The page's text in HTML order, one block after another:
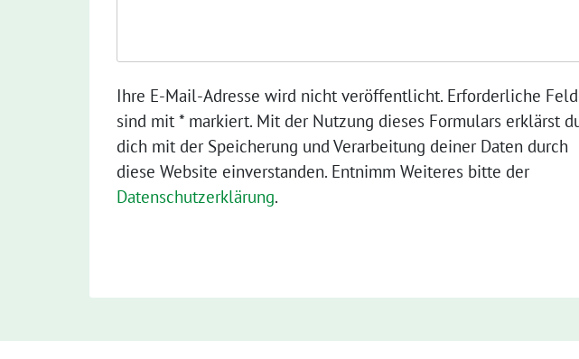
Ihre E-Mail-Adresse wird nicht veröffentlicht. Erforderliche
sind mit * markiert. Mit der Nutzung dieses Formulars erklärst
dich mit der Speicherung und Verarbeitung deiner Daten durch
diese Website einverstanden. Entnimm Weiteres bitte der
Datenschutzerklärung.